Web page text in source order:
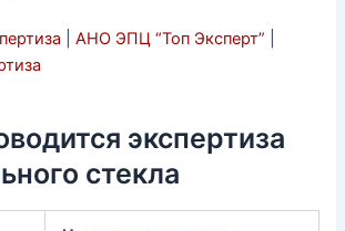
|АНО ЭПЦ “Топ Эксперт”
экспертиза
стекла